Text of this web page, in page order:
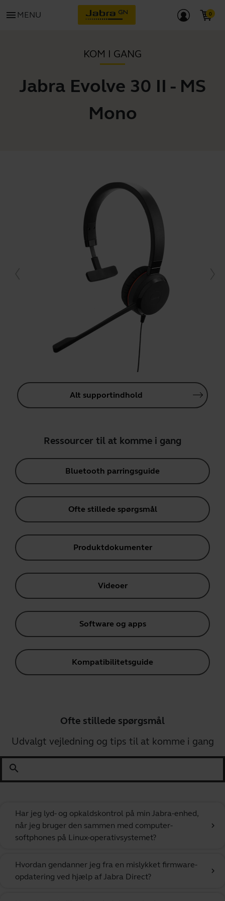
menu MENU
KOM I GANG
Jabra Evolve 30 II - MS
Mono
Alt supportindhold
Ressourcer til at komme i gang
Bluetooth parringsguide
Ofte stillede spørgsmål
Produktdokumenter
Videoer
Software og apps
Kompatibilitetsguide
Ofte stillede spørgsmål
Udvalgt vejledning og tips til at komme i gang
search
Har jeg lyd- og opkaldskontrol på min Jabra-enhed,
når jeg bruger den sammen med computer-
softphones på Linux-operativsystemet?
chevron_right
Hvordan gendanner jeg fra en mislykket firmware-
opdatering ved hjælp af Jabra Direct?
chevron_right